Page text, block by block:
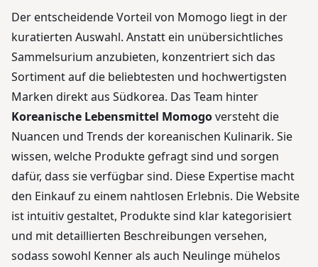
Der entscheidende Vorteil von Momogo liegt in der
kuratierten Auswahl. Anstatt ein unübersichtliches
Sammelsurium anzubieten, konzentriert sich das
Sortiment auf die beliebtesten und hochwertigsten
Marken direkt aus Südkorea. Das Team hinter
Koreanische Lebensmittel Momogoversteht die
Nuancen und Trends der koreanischen Kulinarik. Sie
wissen, welche Produkte gefragt sind und sorgen
dafür, dass sie verfügbar sind. Diese Expertise macht
den Einkauf zu einem nahtlosen Erlebnis. Die Website
ist intuitiv gestaltet, Produkte sind klar kategorisiert
und mit detaillierten Beschreibungen versehen,
sodass sowohl Kenner als auch Neulinge mühelos